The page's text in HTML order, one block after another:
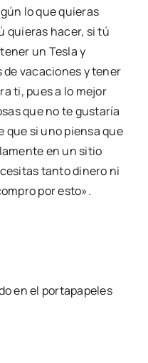
lo que quieras
quieras hacer, si tú
un Tesla y
de vacaciones y tener
ti, pues a lo mejor
que no te gustaría
que si uno piensa que
en un sitio
tanto dinero ni
por esto».
en el portapapeles